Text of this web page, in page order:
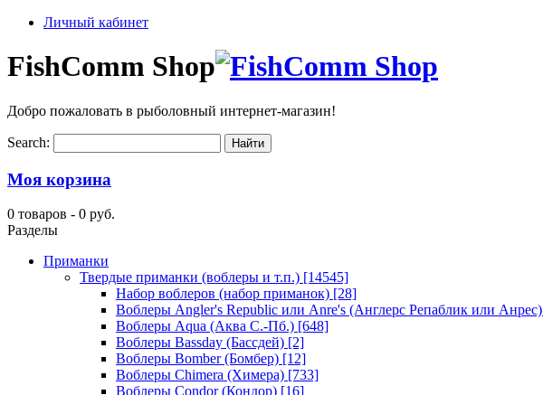
Личный кабинет
FishComm Shop
Добро пожаловать в рыболовный интернет-магазин!
Search:
Моя корзина
0 товаров - 0 руб.
Разделы
Приманки
Твердые приманки (воблеры и т.п.) [14545]
Набор воблеров (набор приманок) [28]
Воблеры Angler's Republic или Anre's (Англерс Репаблик или Анрес)
Воблеры Aqua (Аква С.-Пб.) [648]
Воблеры Bassday (Бассдей) [2]
Воблеры Bomber (Бомбер) [12]
Воблеры Chimera (Химера) [733]
Воблеры Condor (Кондор) [16]